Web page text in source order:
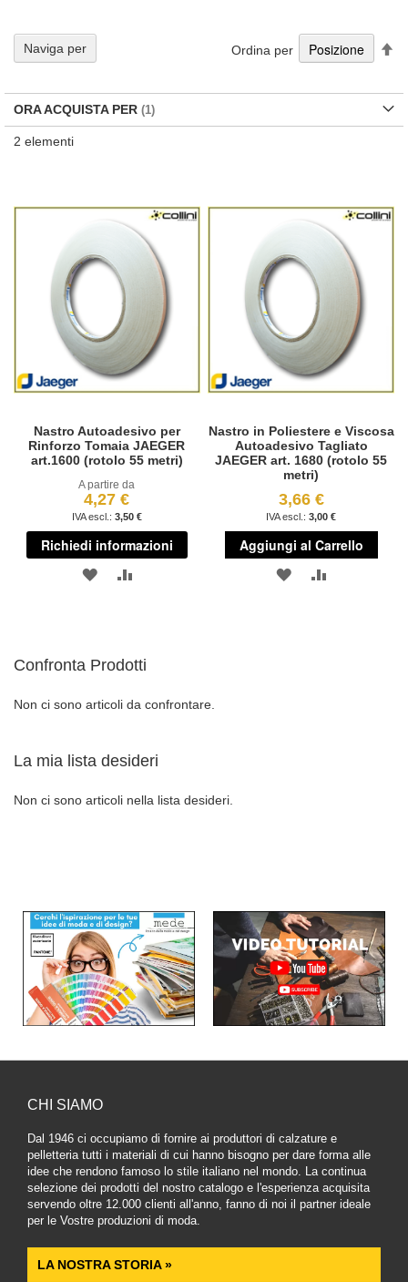
2 elementi
Ordina per
Nastro Autoadesivo per
Rinforzo Tomaia JAEGER
art.1600 (rotolo 55 metri)
A partire da
4,27 €
3,50 €
Richiedi informazioni
AGGIUNGI
DESIDERI
AGGIUNGI
Nastro in Poliestere e Viscosa
Autoadesivo Tagliato
JAEGER art. 1680 (rotolo 55
metri)
3,66 €
3,00 €
Aggiungi al Carrello
AGGIUNGI
Naviga per
ORA ACQUISTA PER
Confronta Prodotti
Non ci sono articoli da confrontare.
La mia lista desideri
Non ci sono articoli nella lista desideri.
CHI SIAMO
Dal 1946 ci occupiamo di fornire ai produttori di calzature e
pelletteria tutti i materiali di cui hanno bisogno per dare forma alle
idee che rendono famoso lo stile italiano nel mondo. La continua
selezione dei prodotti del nostro catalogo e l'esperienza acquisita
servendo oltre 12.000 clienti all'anno, fanno di noi il partner ideale
per le Vostre produzioni di moda.
LA NOSTRA STORIA »